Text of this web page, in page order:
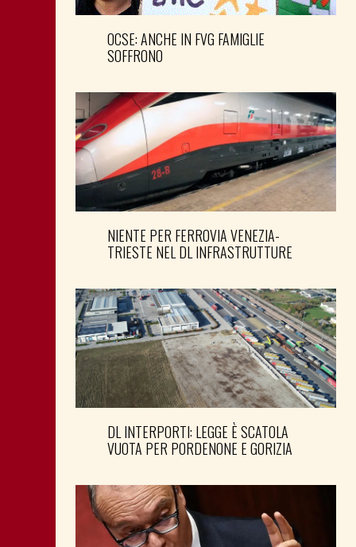
OCSE: ANCHE IN FVG FAMIGLIE
SOFFRONO
NIENTE PER FERROVIA VENEZIA-
TRIESTE NEL DL INFRASTRUTTURE
DL INTERPORTI: LEGGE È SCATOLA
VUOTA PER PORDENONE E GORIZIA